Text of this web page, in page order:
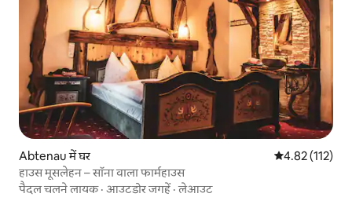
Abtenau में घर औसत रेटिंग 5 में से
4.82 (112)
हाउस मूसलेहन – सॉना वाला फार्महाउस
पैदल चलने लायक· आउटडोर जगहें ·लेआउट